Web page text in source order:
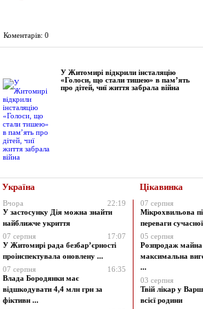
Коментарів: 0
У Житомирі відкрили інсталяцію
«Голоси, що стали тишею» в пам’ять
про дітей, чиї життя забрала війна
Україна Цікавинка
Вчора
22:19
У застосунку Дія можна знайти
найближче укриття
07 серпня
17:07
У Житомирі рада безбар’єрності
проінспектувала оновлену ...
07 серпня
16:35
Влада Бородянки має
відшкодувати 4,4 млн грн за
фіктивн ...
07 серпня
Мікрохвильова
переваги
05 серпня
Розпродаж майна
максимальна
...
03 серпня
Твій лікар у
всієї родини